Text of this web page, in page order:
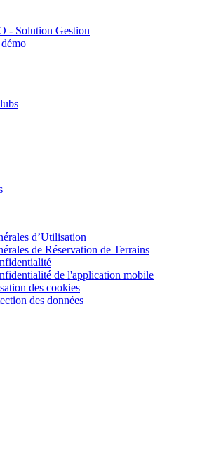
- Solution Gestion
d’Utilisation
de Réservation de Terrains
de l'application mobile
des cookies
des données